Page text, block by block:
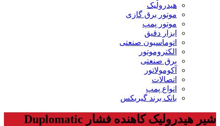
هیدرولیک
موتور برق گازی
موتور پمپ
ابزار دقیق
اتوماسیون صنعتی
الکتروموتور
برق صنعتی
آکومولاتور
اتصالات
انواع پمپ
بانک برند گیربکس
شیر هیدرولیک کاهنده فشار Duplomatic